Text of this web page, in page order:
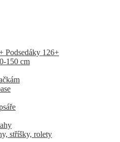
Podsedáky 126+
150 cm
stříšky, rolety